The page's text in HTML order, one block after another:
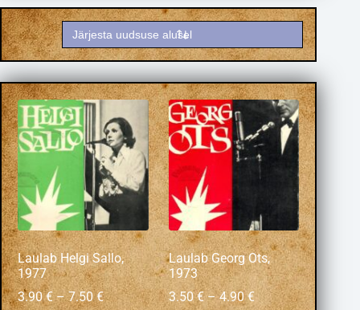
Laulab Helgi Sallo,
1977
3.90€ – 7.50€
Laulab Georg Ots,
1973
3.50€ – 4.90€